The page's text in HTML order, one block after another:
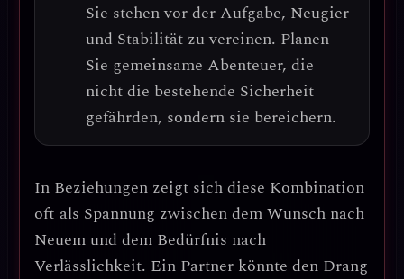
Sie stehen vor der Aufgabe, Neugier
und Stabilität zu vereinen. Planen
Sie gemeinsame Abenteuer, die
nicht die bestehende Sicherheit
gefährden, sondern sie bereichern.
In Beziehungen zeigt sich diese Kombination
oft als Spannung zwischen dem Wunsch nach
Neuem und dem Bedürfnis nach
Verlässlichkeit. Ein Partner könnte den Drang